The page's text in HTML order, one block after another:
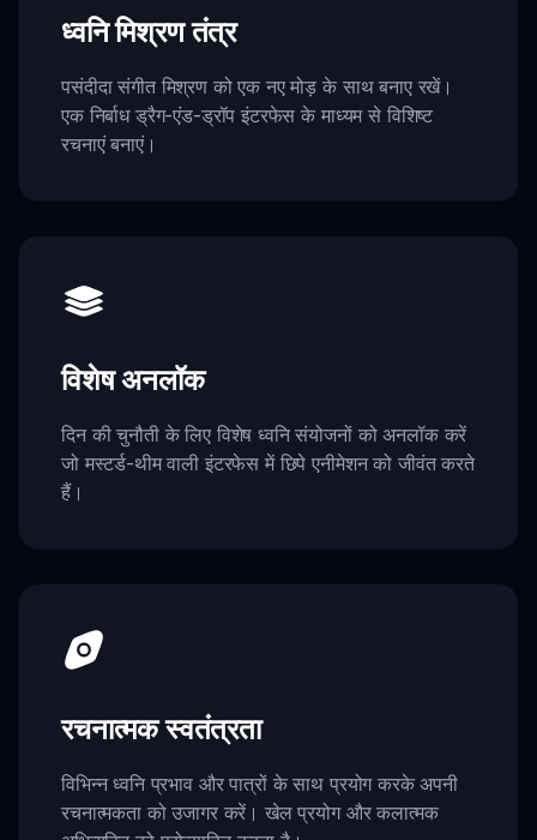
ध्वनि मिश्रण तंत्र
पसंदीदा संगीत मिश्रण को एक नए मोड़ के साथ बनाए रखें।
एक निर्बाध ड्रैग-एंड-ड्रॉप इंटरफेस के माध्यम से विशिष्ट
रचनाएं बनाएं।
विशेष अनलॉक
दिन की चुनौती के लिए विशेष ध्वनि संयोजनों को अनलॉक करें
जो मस्टर्ड-थीम वाली इंटरफेस में छिपे एनीमेशन को जीवंत करते
हैं।
रचनात्मक स्वतंत्रता
विभिन्न ध्वनि प्रभाव और पात्रों के साथ प्रयोग करके अपनी
रचनात्मकता को उजागर करें। खेल प्रयोग और कलात्मक